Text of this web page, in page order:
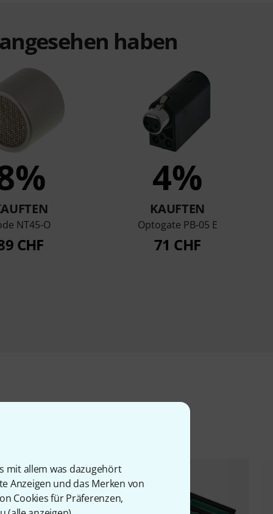
mit allem was dazugehört
Anzeigen und das Merken von
Cookies für Präferenzen,
haben
NT45-O
CHF
4%
KAUFTEN
Optogate PB-05 E
71 CHF